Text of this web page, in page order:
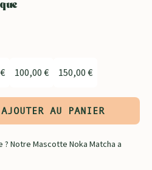
100,00 € 150,00 €
AJOUTER AU PANIER
? Notre Mascotte Noka Matcha a